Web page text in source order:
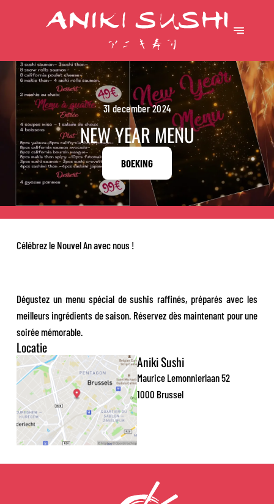
31 december 2024
NEW YEAR MENU
BOEKING
Célébrez le Nouvel An avec nous !
Dégustez un menu spécial de sushis raffinés, préparés avec les
meilleurs ingrédients de saison. Réservez dès maintenant pour une
soirée mémorable.
Locatie
Aniki Sushi
Maurice Lemonnierlaan 52
1000 Brussel